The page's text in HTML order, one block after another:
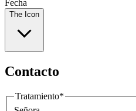
Fecha
The Icon
Contacto
Tratamiento*